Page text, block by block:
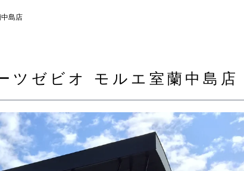
島店
ツゼビオ モルエ室蘭中島店